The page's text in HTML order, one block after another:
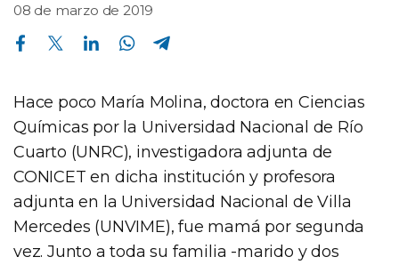
08 de marzo de 2019
Compartir en Facebook Compartir en Twitter Compartir en Linkedin Compartir en Whatsapp
Hace poco María Molina, doctora en Ciencias
Químicas por la Universidad Nacional de Río
Cuarto (UNRC), investigadora adjunta de
CONICET en dicha institución y profesora
adjunta en la Universidad Nacional de Villa
Mercedes (UNVIME), fue mamá por segunda
vez. Junto a toda su familia -marido y dos